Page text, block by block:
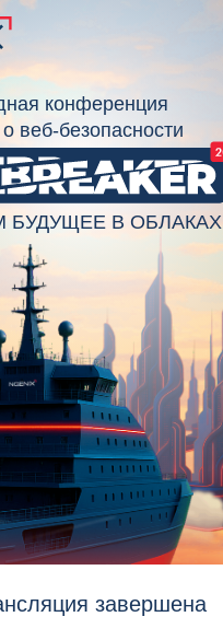
завершена
БУДУЩЕЕ В ОБЛАКАХ
конференция
веб-безопасности